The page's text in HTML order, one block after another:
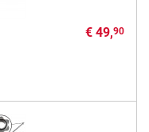
€ 49,90